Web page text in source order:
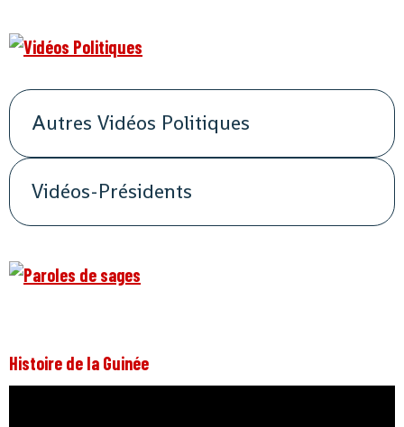
Autres Vidéos Politiques
Vidéos-Présidents
Histoire de la Guinée